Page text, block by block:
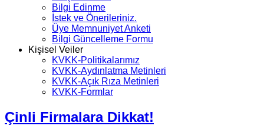
Bilgi Edinme
İstek ve Önerileriniz.
Üye Memnuniyet Anketi
Bilgi Güncelleme Formu
Kişisel Veiler
KVKK-Politikalarımız
KVKK-Aydınlatma Metinleri
KVKK-Açık Rıza Metinleri
KVKK-Formlar
Çinli Firmalara Dikkat!